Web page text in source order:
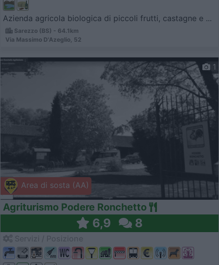
Azienda agricola biologica di piccoli frutti, castagne e ...
Sarezzo (BS) - 64.1km
Via Massimo D'Azeglio, 52
Area di sosta (AA)
1
Agriturismo Podere Ronchetto
6,9 8